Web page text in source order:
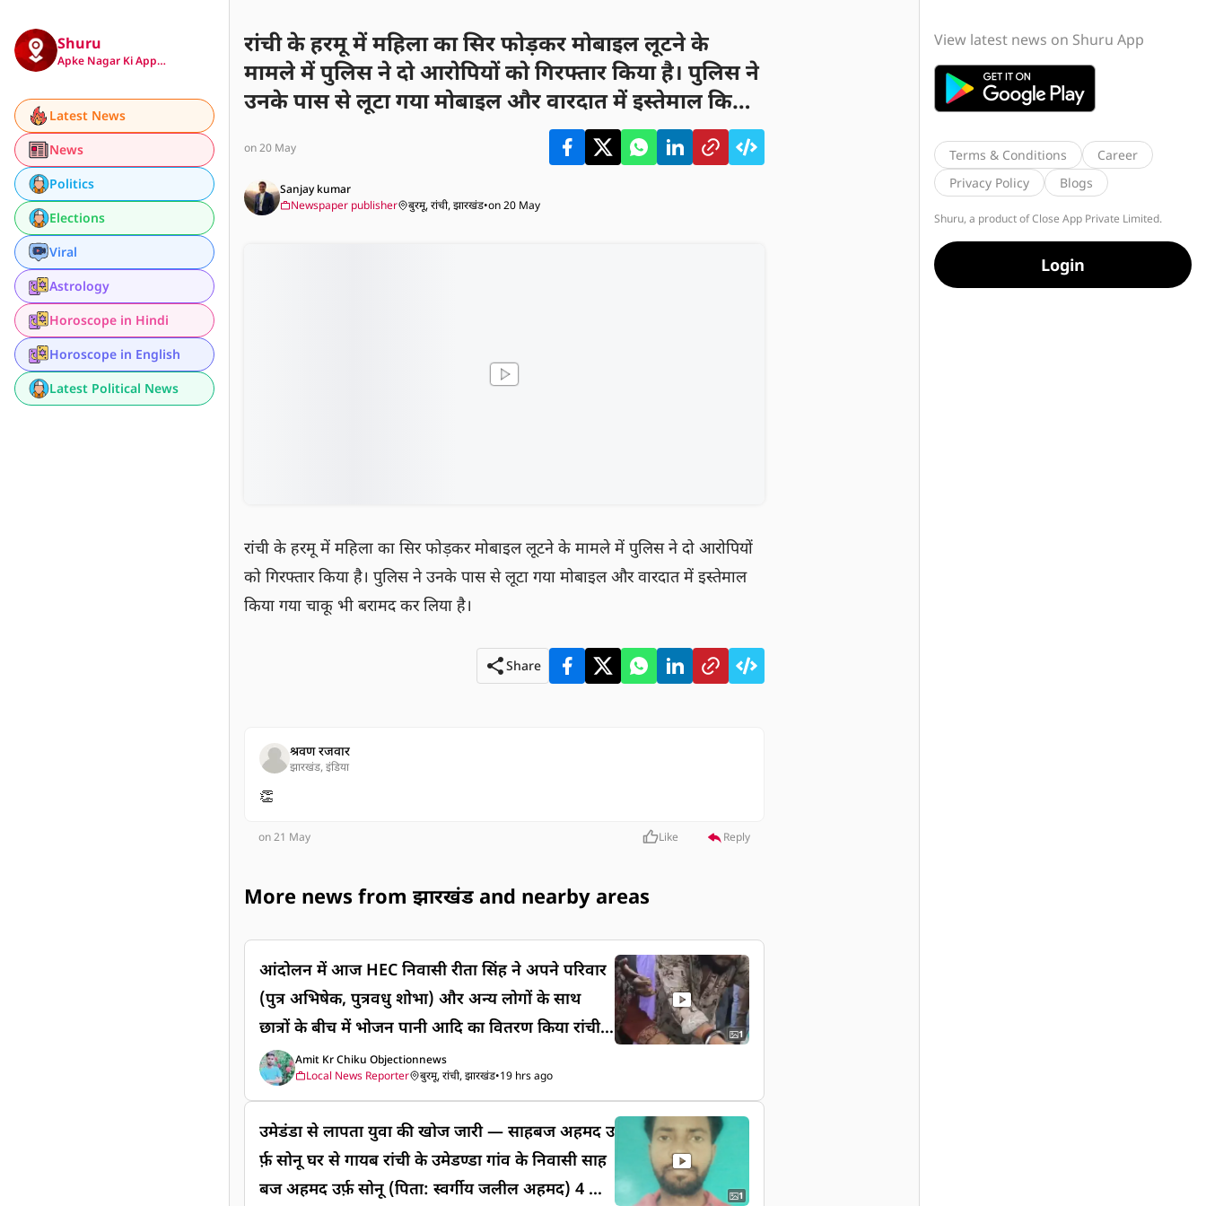
Shuru
Apke Nagar Ki App…
Latest News
News
Politics
Elections
Viral
Astrology
Horoscope in Hindi
Horoscope in English
Latest Political News
रांची के हरमू में महिला का सिर फोड़कर मोबाइल लूटने के
मामले में पुलिस ने दो आरोपियों को गिरफ्तार किया है। पुलिस ने
उनके पास से लूटा गया मोबाइल और वारदात में इस्तेमाल किया
on 20 May
Sanjay kumar
Newspaper publisher
बुरमू, रांची, झारखंड•on 20 May
रांची के हरमू में महिला का सिर फोड़कर मोबाइल लूटने के मामले में पुलिस ने दो आरोपियों
को गिरफ्तार किया है। पुलिस ने उनके पास से लूटा गया मोबाइल और वारदात में इस्तेमाल
किया गया चाकू भी बरामद कर लिया है।
Share
श्रवण रजवार
झारखंड, इंडिया
👏
on 21 May Like Reply
More news from झारखंड and nearby areas
आंदोलन में आज HEC निवासी रीता सिंह ने अपने परिवार
(पुत्र अभिषेक, पुत्रवधु शोभा) और अन्य लोगों के साथ
छात्रों के बीच में भोजन पानी आदि का वितरण किया रांची
जयपाल सिंह स्टेडियम में चल रहे छात्रों के आंदोलन में आज
HEC निवासी रीता सिंह ने अपने परिवार (पुत्र अभिषेक,
भोजन पानी आदि का वितरण किया एवं सरकार से अनुरोध
किया कि वह छात्रों की मांगों पर सहानुभूति पूर्वक विचार करें
इस अवसर पर साथ में मंकू श्री राम भोलू मनीष सहित अन्य
1
Amit Kr Chiku Objectionnews
Local News Reporter
बुरमू, रांची, झारखंड•19 hrs ago
उमेडंडा से लापता युवा की खोज जारी — साहबज अहमद उ
र्फ़ सोनू घर से गायब रांची के उमेडण्डा गांव के निवासी साह
बज अहमद उर्फ़ सोनू (पिता: स्वर्गीय जलील अहमद) 4 अग
1
View latest news on Shuru App
Terms & Conditions
Career
Privacy Policy
Blogs
Shuru, a product of Close App Private Limited.
Login